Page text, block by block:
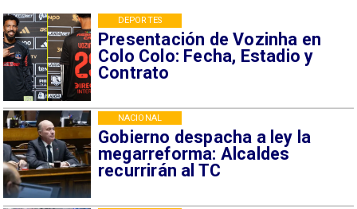
Presentación de Vozinha en
Colo Colo: Fecha, Estadio y
Contrato
DEPORTES
Gobierno despacha a ley la
megarreforma: Alcaldes
recurrirán al TC
NACIONAL